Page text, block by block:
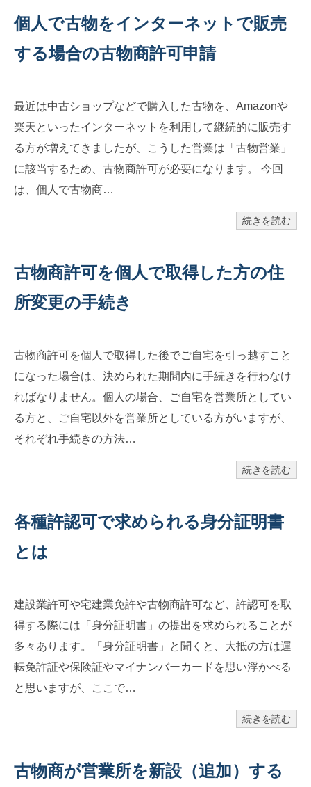
個人で古物をインターネットで販売
する場合の古物商許可申請
最近は中古ショップなどで購入した古物を、Amazonや
楽天といったインターネットを利用して継続的に販売す
る方が増えてきましたが、こうした営業は「古物営業」
に該当するため、古物商許可が必要になります。 今回
は、個人で古物商…
続きを読む
古物商許可を個人で取得した方の住
所変更の手続き
古物商許可を個人で取得した後でご自宅を引っ越すこと
になった場合は、決められた期間内に手続きを行わなけ
ればなりません。個人の場合、ご自宅を営業所としてい
る方と、ご自宅以外を営業所としている方がいますが、
それぞれ手続きの方法…
続きを読む
各種許認可で求められる身分証明書
とは
建設業許可や宅建業免許や古物商許可など、許認可を取
得する際には「身分証明書」の提出を求められることが
多々あります。「身分証明書」と聞くと、大抵の方は運
転免許証や保険証やマイナンバーカードを思い浮かべる
と思いますが、ここで…
続きを読む
古物商が営業所を新設（追加）する